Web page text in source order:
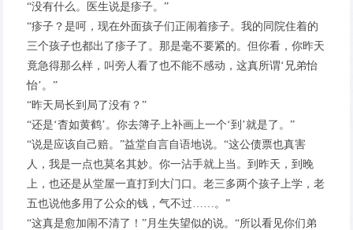
“没有什么。医生说是疹子。”
“疹子？是呵，现在外面孩子们正闹着疹子。我的同院住着的
三个孩子也都出了疹子了。那是毫不要紧的。但你看，你昨天
竟急得那么样，叫旁人看了也不能不感动，这真所谓‘兄弟怡
怡’。”
“昨天局长到局了没有？”
“还是‘杳如黄鹤’。你去簿子上补画上一个‘到’就是了。”
“说是应该自己赔。”益堂自言自语地说。“这公债票也真害
人，我是一点也莫名其妙。你一沾手就上当。到昨天，到晚
上，也还是从堂屋一直打到大门口。老三多两个孩子上学，老
五也说他多用了公众的钱，气不过……。”
“这真是愈加闹不清了！”月生失望似的说。“所以看见你们弟